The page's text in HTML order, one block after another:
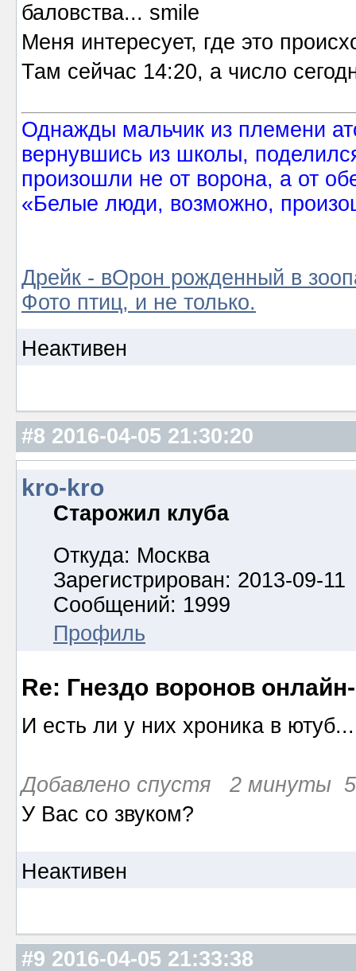
баловства...
Меня интересует, где это
Там сейчас 14:20, а число
Однажды мальчик из племени
вернувшись из школы,
произошли не от ворона, а от
«Белые люди, возможно,
Дрейк - вОрон рожденный в
Фото птиц, и не только.
Неактивен
#8 2016-04-05 21:30:20
kro-kro
Старожил клуба
Откуда: Москва
Зарегистрирован: 2013-09-11
Сообщений: 1999
Профиль
Re: Гнездо воронов
И есть ли у них хроника в
Добавлено спустя 2 минуты 5
У Вас со звуком?
Неактивен
#9 2016-04-05 21:33:38